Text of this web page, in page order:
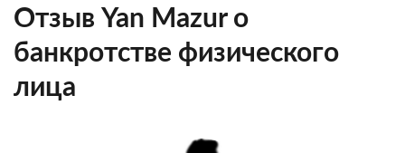
Отзыв Yan Mazur о
банкротстве физического
лица